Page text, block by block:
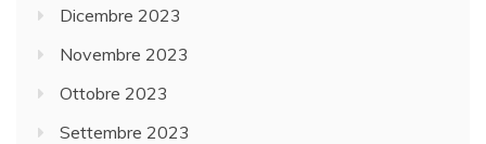
Dicembre 2023
Novembre 2023
Ottobre 2023
Settembre 2023